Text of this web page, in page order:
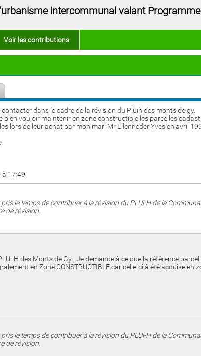
intercommunal valant
Voir les contributions
dans le cadre de la révision du Pluih des monts de gy.
vouloir maintenir en zone constructible les parcelles
lors de leur achat par mon mari Mr Ellenrieder Yves en avril
à 17:49
le temps de contribuer à la révision du PLUi-H de la
de révision.
H des Monts de Gy , Je demande à ce que la référence
en Zone CONSTRUCTIBLE car celle-ci à été acquise
le temps de contribuer à la révision du PLUi-H de la
de révision.